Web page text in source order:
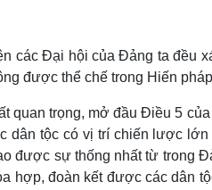
các Đại hội của Đảng ta đều
được thể chế trong Hiến
quan trọng, mở đầu Điều 5
dân tộc có vị trí chiến lược
được sự thống nhất từ trong
hợp, đoàn kết được các dân